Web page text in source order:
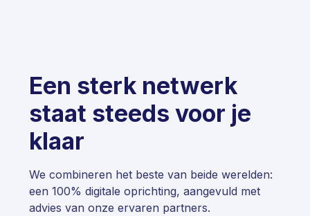
Een sterk netwerk
staat steeds voor je
klaar
We combineren het beste van beide werelden:
een 100% digitale oprichting, aangevuld met
advies van onze ervaren partners.